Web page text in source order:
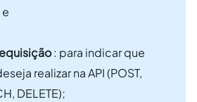
: para indicar que
realizar na API (POST,
DELETE);